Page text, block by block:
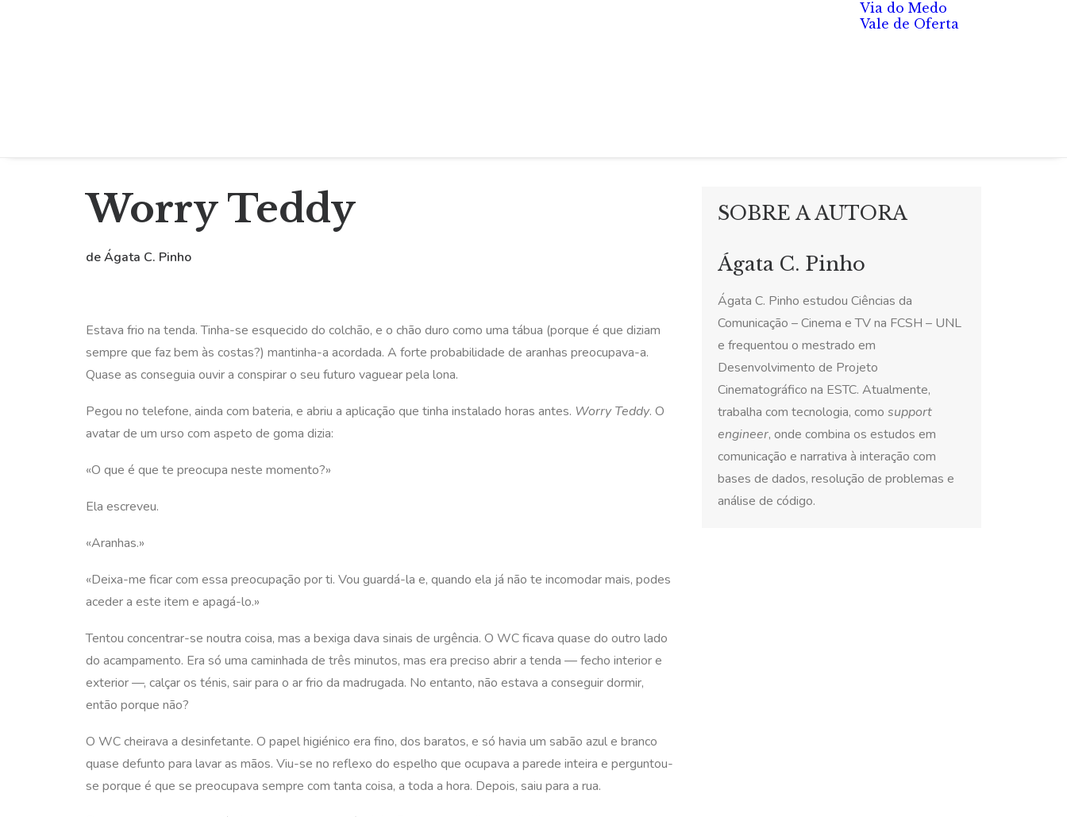
Via do Medo
Vale de Oferta
Worry Teddy
de Ágata C. Pinho
Estava frio na tenda. Tinha-se esquecido do colchão, e o chão duro como uma tábua (porque é que diziam
sempre que faz bem às costas?) mantinha-a acordada. A forte probabilidade de aranhas preocupava-a.
Quase as conseguia ouvir a conspirar o seu futuro vaguear pela lona.
Pegou no telefone, ainda com bateria, e abriu a aplicação que tinha instalado horas antes. Worry Teddy. O
avatar de um urso com aspeto de goma dizia:
«O que é que te preocupa neste momento?»
Ela escreveu.
«Aranhas.»
«Deixa-me ficar com essa preocupação por ti. Vou guardá-la e, quando ela já não te incomodar mais, podes
aceder a este item e apagá-lo.»
Tentou concentrar-se noutra coisa, mas a bexiga dava sinais de urgência. O WC ficava quase do outro lado
do acampamento. Era só uma caminhada de três minutos, mas era preciso abrir a tenda — fecho interior e
exterior —, calçar os ténis, sair para o ar frio da madrugada. No entanto, não estava a conseguir dormir,
então porque não?
O WC cheirava a desinfetante. O papel higiénico era fino, dos baratos, e só havia um sabão azul e branco
quase defunto para lavar as mãos. Viu-se no reflexo do espelho que ocupava a parede inteira e perguntou-
se porque é que se preocupava sempre com tanta coisa, a toda a hora. Depois, saiu para a rua.
SOBRE A AUTORA
Ágata C. Pinho
Ágata C. Pinho estudou Ciências da
Comunicação – Cinema e TV na FCSH – UNL
e frequentou o mestrado em
Desenvolvimento de Projeto
Cinematográfico na ESTC. Atualmente,
trabalha com tecnologia, como support
engineer, onde combina os estudos em
comunicação e narrativa à interação com
bases de dados, resolução de problemas e
análise de código.